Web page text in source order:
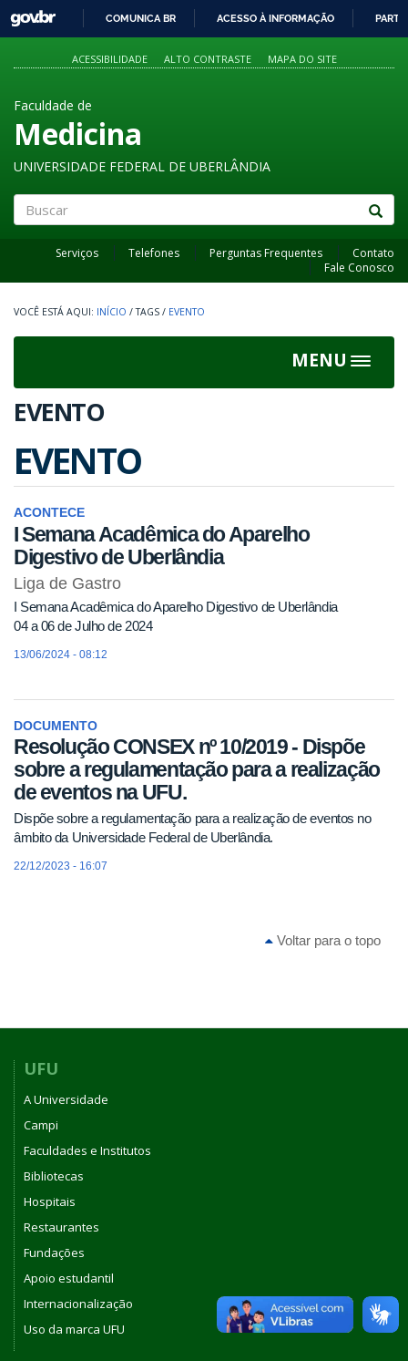
PARA
O
GOVBR
COMUNICA BR ACESSO À INFORMAÇÃO
ACESSIBILIDADE ALTO CONTRASTE MAPA DO SITE
Faculdade de
Medicina
UNIVERSIDADE FEDERAL DE UBERLÂNDIA
Serviços Telefones Perguntas Frequentes
Contato
Fale Conosco
INÍCIO / TAGS / EVENTO
MENU
Toggle
EVENTO
EVENTO
ACONTECE
I Semana Acadêmica do Aparelho
Digestivo de Uberlândia
Liga de Gastro
I Semana Acadêmica do Aparelho Digestivo de Uberlândia
04 a 06 de Julho de 2024
13/06/2024 - 08:12
DOCUMENTO
Resolução CONSEX nº 10/2019 - Dispõe
sobre a regulamentação para a realização
de eventos na UFU.
Dispõe sobre a regulamentação para a realização de eventos no
âmbito da Universidade Federal de Uberlândia.
22/12/2023 - 16:07
Voltar para o topo
UFU
A Universidade
Campi
Faculdades e Institutos
Bibliotecas
Hospitais
Restaurantes
Fundações
Apoio estudantil
Internacionalização
Uso da marca UFU